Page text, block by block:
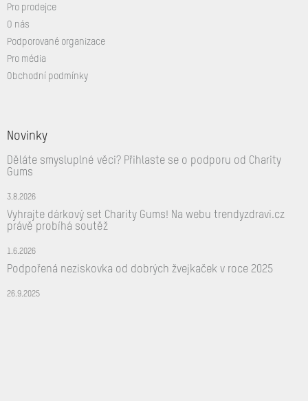
Pro prodejce
O nás
Podporované organizace
Pro média
Obchodní podmínky
Novinky
Děláte smysluplné věci? Přihlaste se o podporu od Charity
Gums
3.8.2026
Vyhrajte dárkový set Charity Gums! Na webu trendyzdravi.cz
právě probíhá soutěž
1.6.2026
Podpořená neziskovka od dobrých žvejkaček v roce 2025
26.9.2025